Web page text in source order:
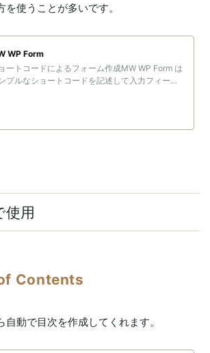
使うことが多いです。
WP Form
ートコードによるフォーム作成MW WP Form は
プルなショートコードを記述して入力フィール
使用
Contents
動で目次を作成してくれます。